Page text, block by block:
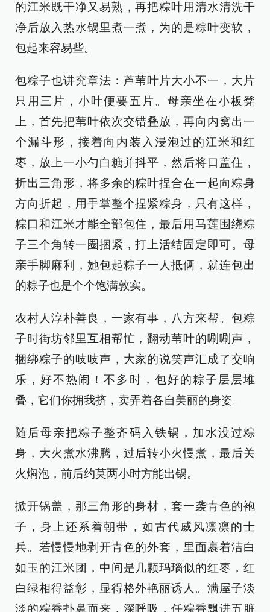
的江米既干净又易熟，再把粽叶用清水清洗干
净后放入热水锅里煮一煮，为的是粽叶变软，
包起来容易些。
包粽子也讲究章法：芦苇叶片大小不一，大片
只用三片，小叶便要五片。母亲坐在小板凳
上，首先把苇叶依次交错叠放，再向内窝出一
个漏斗形，接着向内装入浸泡过的江米和红
枣，放上一小勺白糖并抖平，然后将口盖住，
折出三角形，将多余的粽叶捏合在一起向粽身
方向折起，用手掌整个捏紧粽身，只有这样，
粽口和江米才能全部包住，最后用马莲围绕粽
子三个角转一圈捆紧，打上活结固定即可。母
亲手脚麻利，她包起粽子一人抵俩，就连包出
的粽子也是个个饱满敦实。
农村人淳朴善良，一家有事，八方来帮。包粽
子时街坊邻里互相帮忙，翻动苇叶的唰唰声，
捆绑粽子的吱吱声，大家的说笑声汇成了交响
乐，好不热闹！不多时，包好的粽子层层堆
叠，它们你拥我挤，卖弄着各自美丽的身姿。
随后母亲把粽子整齐码入铁锅，加水没过粽
身，大火煮水沸腾，过后转小火慢煮，最后关
火焖泡，前后约莫两小时方能出锅。
掀开锅盖，那三角形的身材，套一袭青色的袍
子，身上还系着朝带，如古代威风凛凛的士
兵。若慢慢地剥开青色的外套，里面裹着洁白
如玉的江米团，中间是几颗玛瑙似的红枣，红
白绿相得益彰，显得格外艳丽诱人。满屋子淡
淡的粽香扑鼻而来，深呼吸，任粽香飘进五脏